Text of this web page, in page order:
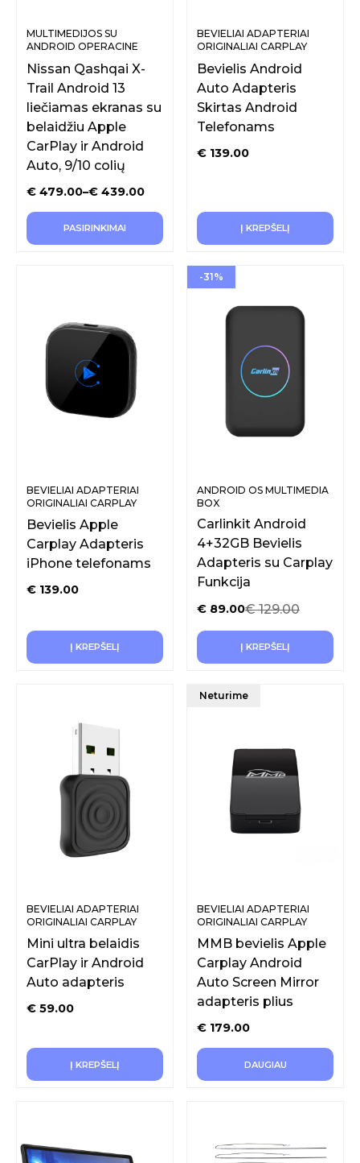
MULTIMEDIJOS SU
ANDROID OPERACINE
Nissan Qashqai X-
Trail Android 13
liečiamas ekranas su
belaidžiu Apple
CarPlay ir Android
Auto, 9/10 colių
€ 439.00
–
€ 479.00
PASIRINKIMAI
BEVIELIAI ADAPTERIAI
ORIGINALIAI CARPLAY
Bevielis Android
Auto Adapteris
Skirtas Android
Telefonams
€ 139.00
Į KREPŠELĮ
BEVIELIAI ADAPTERIAI
ORIGINALIAI CARPLAY
Bevielis Apple
Carplay Adapteris
iPhone telefonams
€ 139.00
Į KREPŠELĮ
-31%
ANDROID OS MULTIMEDIA
BOX
Carlinkit Android
4+32GB Bevielis
Adapteris su Carplay
Funkcija
€129.00
€ 89.00
Į KREPŠELĮ
BEVIELIAI ADAPTERIAI
ORIGINALIAI CARPLAY
Mini ultra belaidis
CarPlay ir Android
Auto adapteris
€ 59.00
Į KREPŠELĮ
Neturime
BEVIELIAI ADAPTERIAI
ORIGINALIAI CARPLAY
MMB bevielis Apple
Carplay Android
Auto Screen Mirror
adapteris plius
€ 179.00
DAUGIAU